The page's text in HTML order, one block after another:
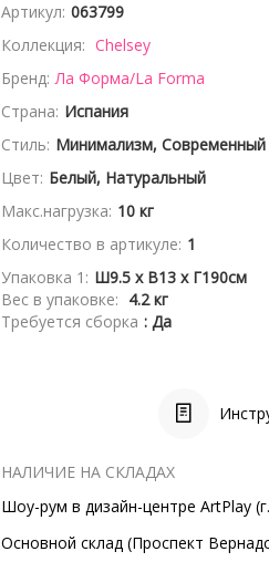
Артикул: 063799
Коллекция: Chelsey
Бренд: Ла Форма/La Forma
Страна: Испания
Стиль: Минимализм, Современный
Цвет: Белый, Натуральный
Макс.нагрузка: 10 кг
Количество в артикуле: 1
Упаковка 1: Ш9.5 x В13 x Г190см
Вес в упаковке: 4.2 кг
Требуется сборка : Да
НАЛИЧИЕ НА СКЛАДАХ
Шоу-рум в дизайн-центре ArtPlay
Основной склад (Проспект